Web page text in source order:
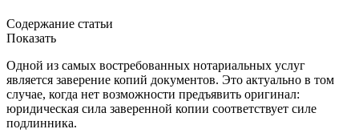
Содержание статьи
Показать
Одной из самых востребованных нотариальных услуг
является заверение копий документов. Это актуально в том
случае, когда нет возможности предъявить оригинал:
юридическая сила заверенной копии соответствует силе
подлинника.